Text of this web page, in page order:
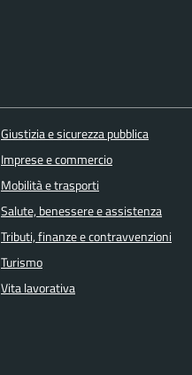
Giustizia e sicurezza pubblica
Imprese e commercio
Mobilità e trasporti
Salute, benessere e assistenza
Tributi, finanze e contravvenzioni
Turismo
Vita lavorativa